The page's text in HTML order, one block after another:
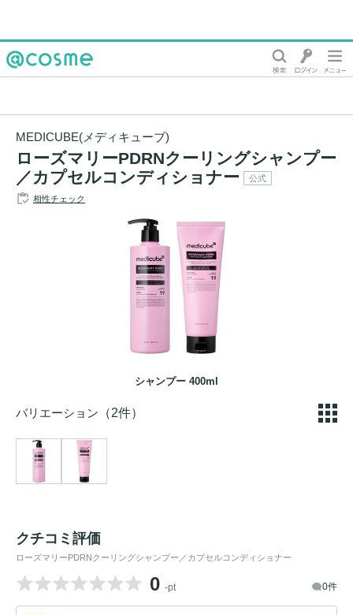
MEDICUBE(メディキューブ)
ローズマリーPDRNクーリングシャンプー
／カプセルコンディショナー
公式
相性チェック
シャンプー 400ml
バリエーション （2件）
クチコミ評価
ローズマリーPDRNクーリングシャンプー／カプセルコンディショナー
0 -pt 0件